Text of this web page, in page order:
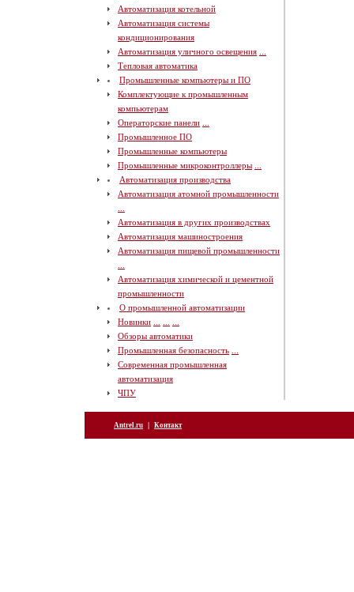
Автоматизация котельной
Автоматизация системы
кондиционирования
Автоматизация уличного освещения
Тепловая автоматика
Промышленные компьютеры и ПО
Комплектующие к промышленным
компьютерам
Операторские панели
Промышленное ПО
Промышленные компьютеры
Промышленные микроконтроллеры
Автоматизация производства
Автоматизация атомной промышленности
Автоматизация в других производствах
Автоматизация машиностроения
Автоматизация пищевой промышленности
Автоматизация химической и цементной
промышленности
О промышленной автоматизации
Новинки
Обзоры автоматики
Промышленная безопасность
Современная промышленная
автоматизация
ЧПУ
Antrel.ru | Контакт